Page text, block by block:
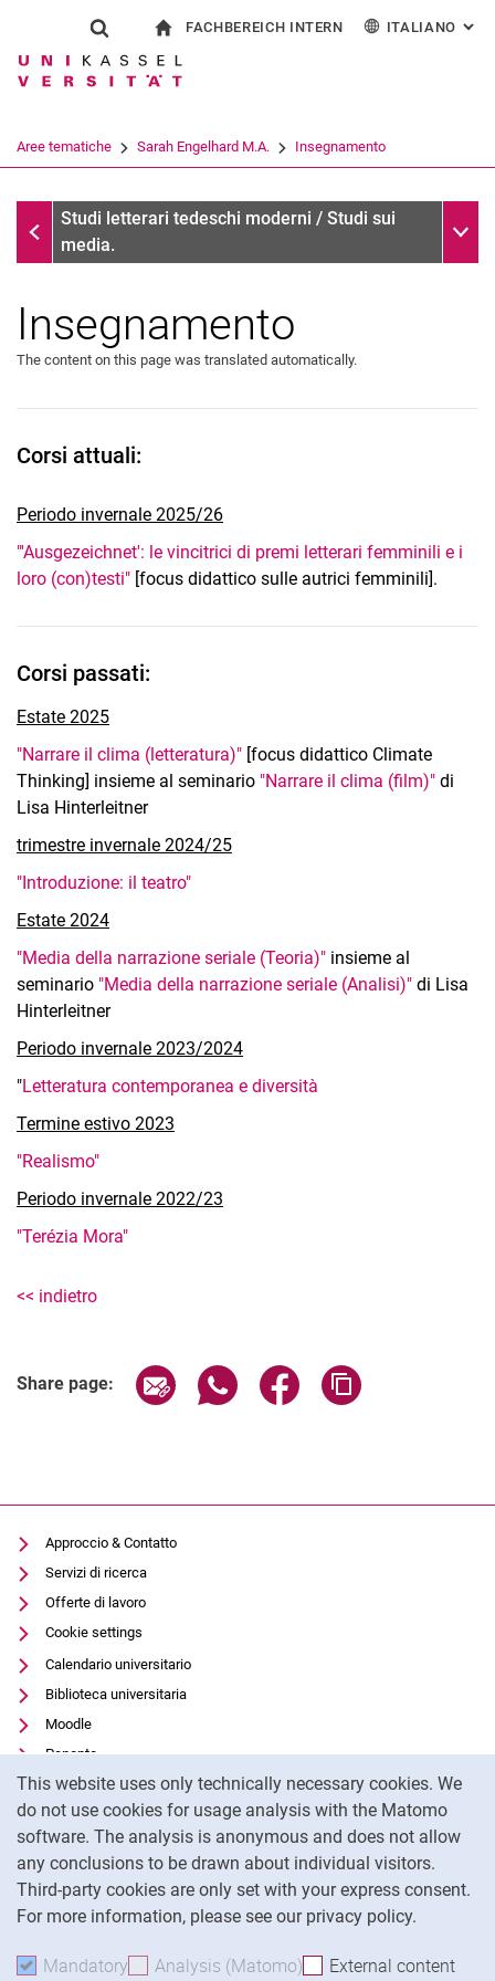
Jump directly to: content
Jump directly to: search
Jump directly to: main
This website uses only technically necessary cookies. We
do not use cookies for usage analysis with the Matomo
software. The analysis is anonymous and does not allow
any conclusions to be drawn about individual visitors.
Third-party cookies are only set with your express consent.
For more information, please see our privacy policy.
Mandatory Accept mandatory cookies
Analysis (Matomo) Accept analysis cookies
External content
Show search form
Search term
Search (opens an external link in a
FACHBEREICH INTERN ITALIANO :
Aree tematiche Sarah Engelhard M.A. Insegnamento
Sarah Engelhard M.A.
Studi letterari tedeschi moderni / Studi sui
media.
Vita
Focus della ricerca
Pubblicazioni
Insegnamento
The content on this page was translated automatically.
Corsi attuali:
Periodo invernale 2025/26
"'Ausgezeichnet': le vincitrici di premi letterari femminili e i
loro (con)testi" [focus didattico sulle autrici femminili].
Corsi passati:
Estate 2025
"Narrare il clima (letteratura)" [focus didattico Climate
Thinking] insieme al seminario "Narrare il clima (film)" di
Lisa Hinterleitner
trimestre invernale 2024/25
"Introduzione: il teatro"
Estate 2024
"Media della narrazione seriale (Teoria)" insieme al
seminario "Media della narrazione seriale (Analisi)" di Lisa
Hinterleitner
Periodo invernale 2023/2024
"Letteratura contemporanea e diversità
Termine estivo 2023
"Realismo"
Periodo invernale 2022/23
"Terézia Mora"
<< indietro
Share page: Share page via email
Share page via WhatsApp
Share page via
Approccio & Contatto
Servizi di ricerca
Offerte di lavoro
Cookie settings
Calendario universitario
Biblioteca universitaria
Moodle
Panopto
Protezione dei dati
Accessibilità
Utilizzo trasparente dell'intelligenza artificiale